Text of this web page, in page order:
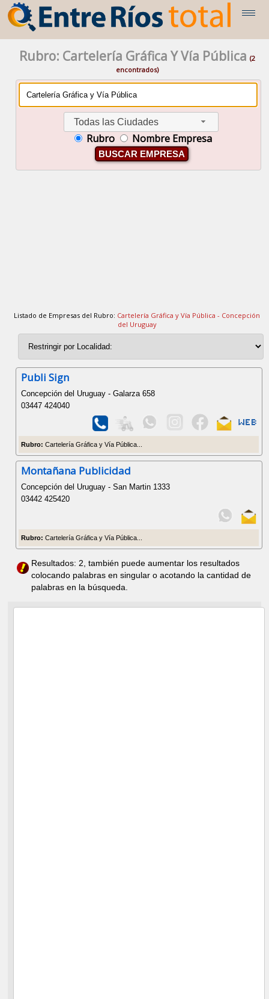
Rubro: Cartelería Gráfica Y Vía Pública (2
encontrados)
Todas las Ciudades
Rubro Nombre Empresa
BUSCAR EMPRESA
Listado de Empresas del Rubro: Cartelería Gráfica y Vía Pública - Concepción
del Uruguay
Publi Sign
Concepción del Uruguay - Galarza 658
03447 424040
Rubro: Cartelería Gráfica y Vía Pública...
Montañana Publicidad
Concepción del Uruguay - San Martin 1333
03442 425420
Rubro: Cartelería Gráfica y Vía Pública...
Resultados: 2, también puede aumentar los resultados
colocando palabras en singular o acotando la cantidad de
palabras en la búsqueda.